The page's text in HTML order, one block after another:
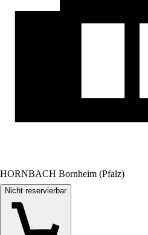
HORNBACH Bornheim (Pfalz)
Nicht reservierbar